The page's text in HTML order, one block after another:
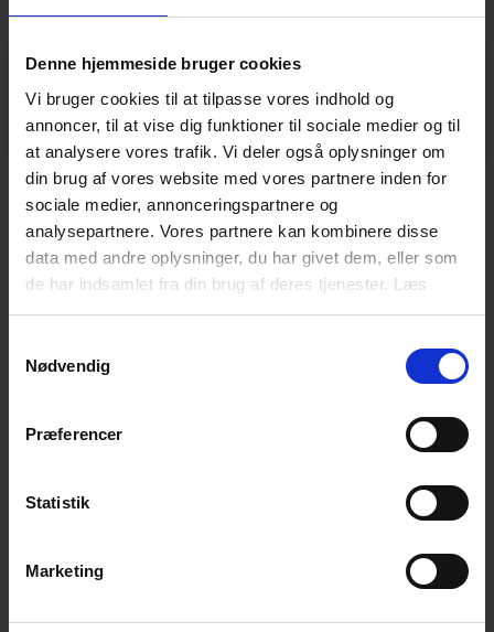
Denne hjemmeside bruger cookies
Vi bruger cookies til at tilpasse vores indhold og
annoncer, til at vise dig funktioner til sociale medier og til
at analysere vores trafik. Vi deler også oplysninger om
din brug af vores website med vores partnere inden for
sociale medier, annonceringspartnere og
analysepartnere. Vores partnere kan kombinere disse
data med andre oplysninger, du har givet dem, eller som
de har indsamlet fra din brug af deres tjenester. Læs
mere omvores cookies
Nødvendig
Præferencer
Statistik
Marketing
Produkt type Filtre
Test resultat EN143:2007